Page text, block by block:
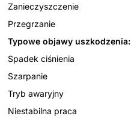
Zanieczyszczenie
Przegrzanie
Typowe objawy uszkodzenia:
Spadek ciśnienia
Szarpanie
Tryb awaryjny
Niestabilna praca